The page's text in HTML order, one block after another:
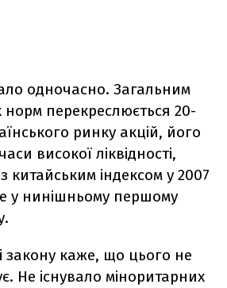
одночасно. Загальним
перекреслюється 20-
ринку акцій, його
високої ліквідності,
китайським індексом у 2007
у нинішньому першому
закону каже, що цього не
Не існувало міноритарних